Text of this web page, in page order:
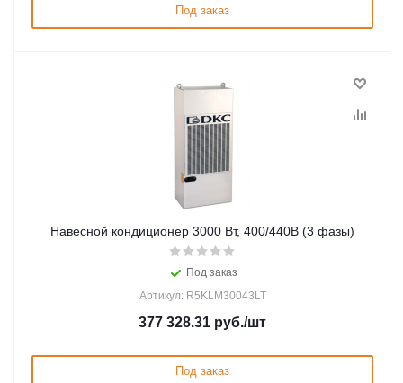
Под заказ
Навесной кондиционер 3000 Вт, 400/440В (3 фазы)
Под заказ
Артикул: R5KLM30043LT
377 328.31 руб./шт
Под заказ